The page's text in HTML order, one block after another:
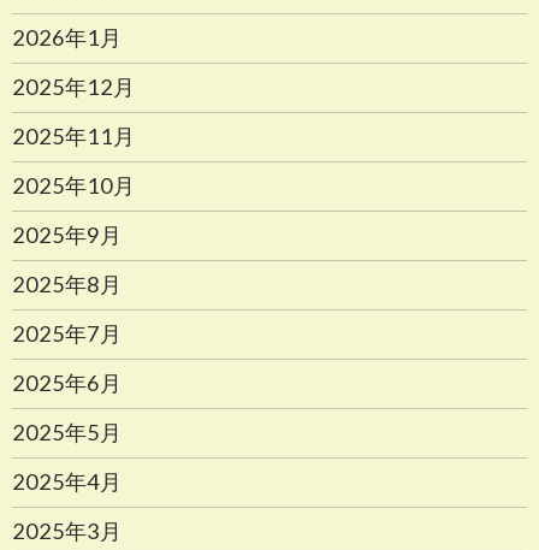
2026年1月
2025年12月
2025年11月
2025年10月
2025年9月
2025年8月
2025年7月
2025年6月
2025年5月
2025年4月
2025年3月